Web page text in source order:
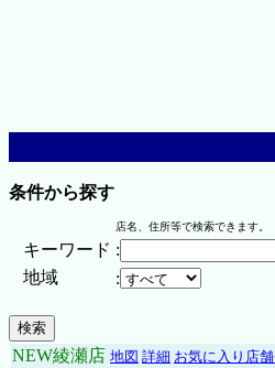
条件から探す
店名、住所等で検索できます。
キーワード :
地域
:
NEW綾瀬店 地図 詳細 お気に入り店